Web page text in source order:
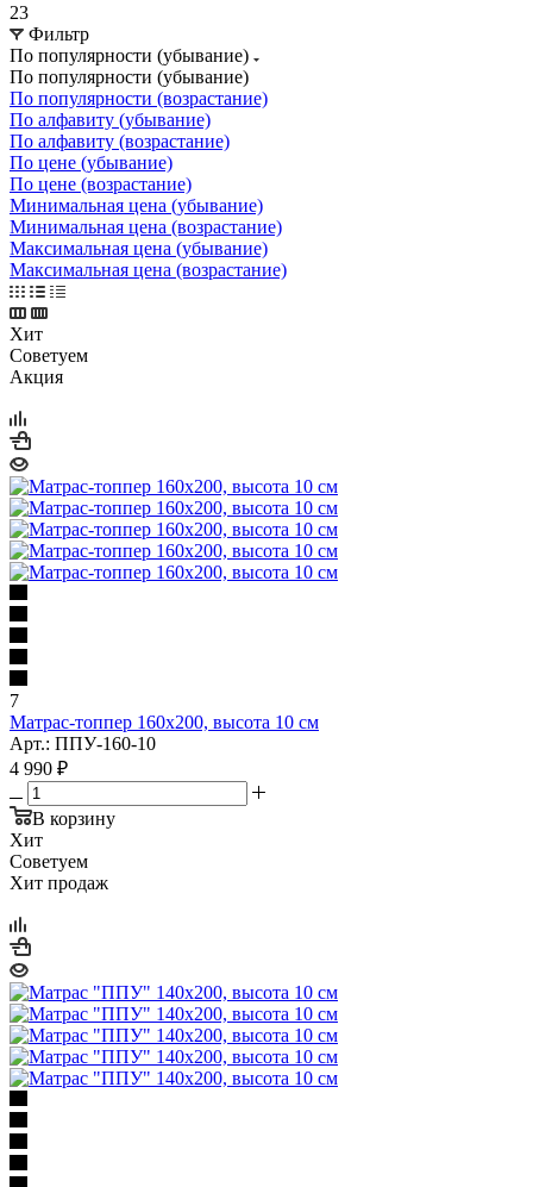
23
Фильтр
По популярности (убывание)
По популярности (убывание)
По популярности (возрастание)
По алфавиту (убывание)
По алфавиту (возрастание)
По цене (убывание)
По цене (возрастание)
Минимальная цена (убывание)
Минимальная цена (возрастание)
Максимальная цена (убывание)
Максимальная цена (возрастание)
Хит
Советуем
Акция
7
Матрас-топпер 160x200, высота 10 см
Арт.: ППУ-160-10
4 990 ₽
В корзину
Хит
Советуем
Хит продаж